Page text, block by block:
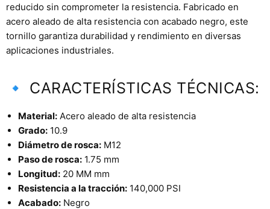
reducido sin comprometer la resistencia. Fabricado en
acero aleado de alta resistencia con acabado negro, este
tornillo garantiza durabilidad y rendimiento en diversas
aplicaciones industriales.
🔹 CARACTERÍSTICAS TÉCNICAS:
Material: Acero aleado de alta resistencia
Grado: 10.9
Diámetro de rosca: M12
Paso de rosca: 1.75 mm
Longitud: 20 MM mm
Resistencia a la tracción: 140,000 PSI
Acabado: Negro